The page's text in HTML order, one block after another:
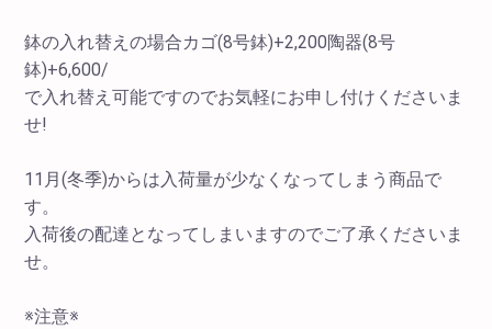
鉢の入れ替えの場合カゴ(8号鉢)+2,200陶器(8号
鉢)+6,600/
で入れ替え可能ですのでお気軽にお申し付けくださいま
せ!
11月(冬季)からは入荷量が少なくなってしまう商品で
す。
入荷後の配達となってしまいますのでご了承くださいま
せ。
※注意※